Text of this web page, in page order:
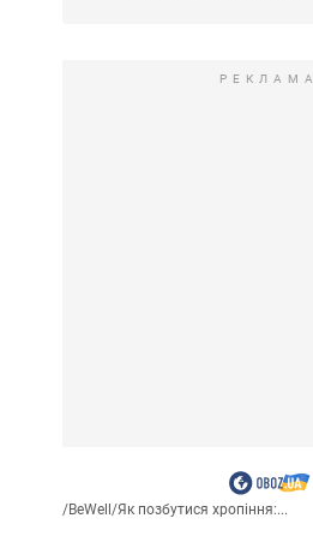
РЕКЛАМА
/BeWell/Як позбутися хропіння:...